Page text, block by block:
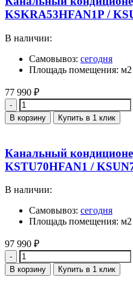
KSKRA53HFAN1P /
В наличии:
Самовывоз: сегодня
Площадь помещения: м2
77 990 ₽
Количество
В корзину Купить в 1 клик
Канальный
KSTU70HFAN1 /
В наличии:
Самовывоз: сегодня
Площадь помещения: м2
97 990 ₽
Количество
В корзину Купить в 1 клик